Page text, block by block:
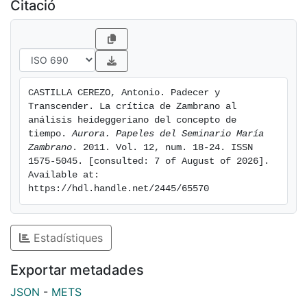
experience of dreaming. The purpose of this study is
to analyze the coincidences and divergences between
these two approaches and their theorical
consequences, focusing on some major works (Sein
tiempo),but taking also as a reference other writings
of these authors
Citació
CASTILLA CEREZO, Antonio. Padecer y
Transcender. La crítica de Zambrano al
análisis heideggeriano del concepto de
tiempo. Aurora. Papeles del Seminario María
Zambrano . 2011. Vol. 12, num. 18-24. ISSN
1575-5045. [consulted: 7 of August of 2026].
Available at:
https://hdl.handle.net/2445/65570
Estadístiques
Exportar metadades
JSON - METS